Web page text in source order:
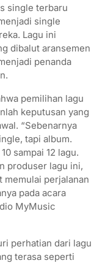
esingle terbaru
single
Lagu ini
dibalut aransemen
penanda
pemilihan lagu
keputusan yang
“Sebenarnya
tapi album.
sampai 12 lagu.
produser lagu ini,
memulai perjalanan
pada acara
MyMusic
perhatian dari lagu
terasa seperti